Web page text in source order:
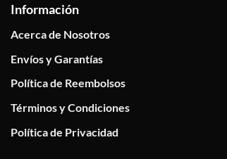
Información
Acerca de Nosotros
Envíos y Garantías
Política de Reembolsos
Términos y Condiciones
Política de Privacidad